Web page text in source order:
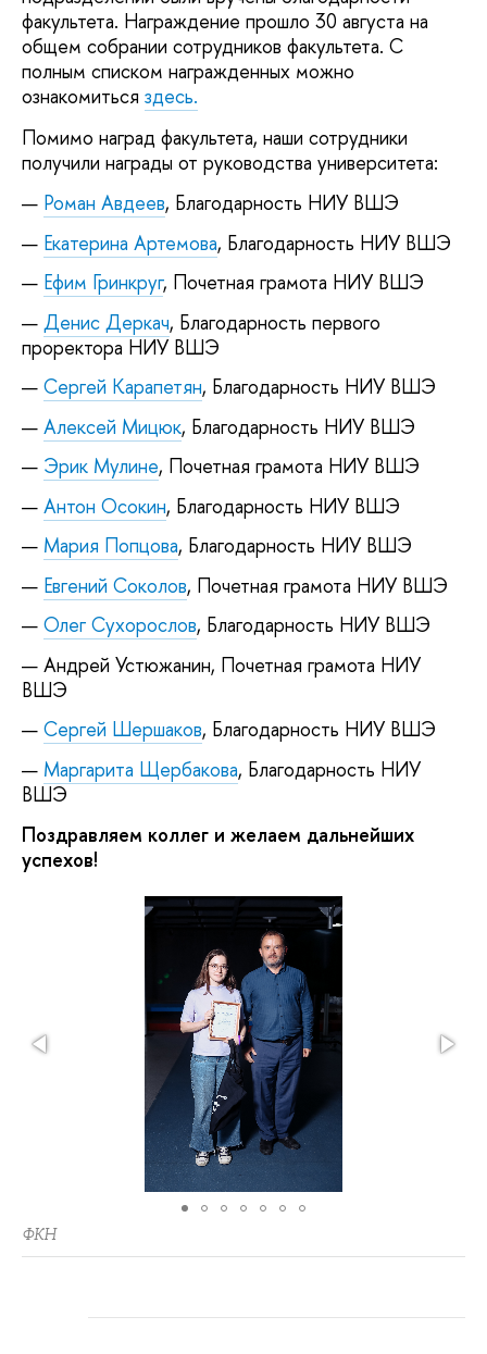
факультета. Награждение прошло 30 августа на
общем собрании сотрудников факультета. С
полным списком награжденных можно
ознакомиться здесь.
Помимо наград факультета, наши сотрудники
получили награды от руководства университета:
Роман Авдеев, Благодарность НИУ ВШЭ
Екатерина Артемова, Благодарность НИУ ВШЭ
Ефим Гринкруг, Почетная грамота НИУ ВШЭ
Денис Деркач, Благодарность первого
проректора НИУ ВШЭ
Сергей Карапетян, Благодарность НИУ ВШЭ
Алексей Мицюк, Благодарность НИУ ВШЭ
Эрик Мулине, Почетная грамота НИУ ВШЭ
Антон Осокин, Благодарность НИУ ВШЭ
Мария Попцова, Благодарность НИУ ВШЭ
Евгений Соколов, Почетная грамота НИУ ВШЭ
Олег Сухорослов, Благодарность НИУ ВШЭ
Андрей Устюжанин, Почетная грамота НИУ
ВШЭ
Сергей Шершаков, Благодарность НИУ ВШЭ
Маргарита Щербакова, Благодарность НИУ
ВШЭ
Поздравляем коллег и желаем дальнейших
успехов!
ФКН